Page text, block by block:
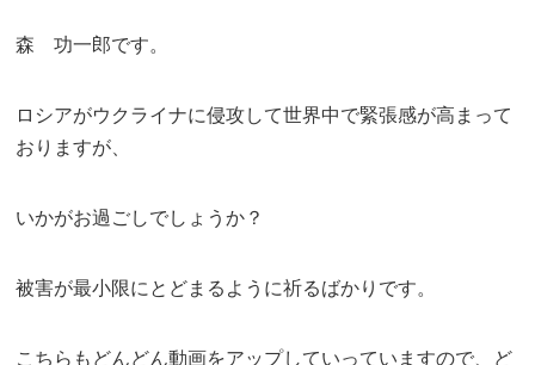
森 功一郎です。
ロシアがウクライナに侵攻して世界中で緊張感が高まって
おりますが、
いかがお過ごしでしょうか？
被害が最小限にとどまるように祈るばかりです。
こちらもどんどん動画をアップしていっていますので、ど